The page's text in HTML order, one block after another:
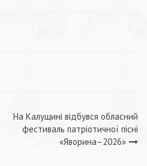
На Калущині відбувся обласний
фестиваль патріотичної пісні
«Яворина–2026»